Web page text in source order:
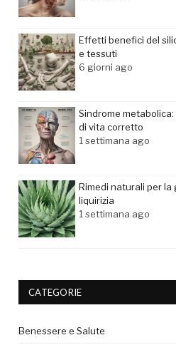
Effetti benefici del
e tessuti
6 giorni ago
Sindrome
di vita corretto
1 settimana ago
Rimedi naturali per la
liquirizia
1 settimana ago
CATEGORIE
Benessere e Salute